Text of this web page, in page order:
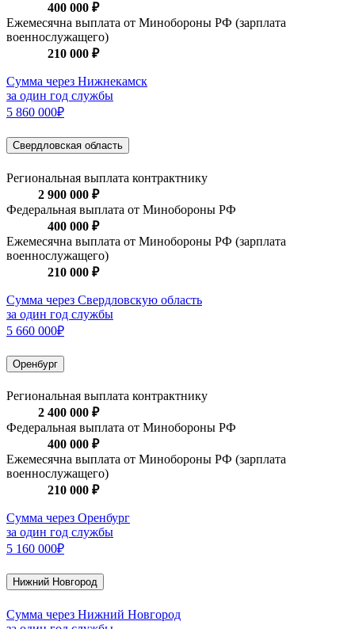
400 000 ₽
Ежемесячна выплата от Минобороны РФ (зарплата
военнослужащего)
210 000 ₽
Сумма через Нижнекамск
за один год службы
5 860 000₽
Свердловская область
Региональная выплата контрактнику
2 900 000 ₽
Федеральная выплата от Минобороны РФ
400 000 ₽
Ежемесячна выплата от Минобороны РФ (зарплата
военнослужащего)
210 000 ₽
Сумма через Свердловскую область
за один год службы
5 660 000₽
Оренбург
Региональная выплата контрактнику
2 400 000 ₽
Федеральная выплата от Минобороны РФ
400 000 ₽
Ежемесячна выплата от Минобороны РФ (зарплата
военнослужащего)
210 000 ₽
Сумма через Оренбург
за один год службы
5 160 000₽
Нижний Новгород
Сумма через Нижний Новгород